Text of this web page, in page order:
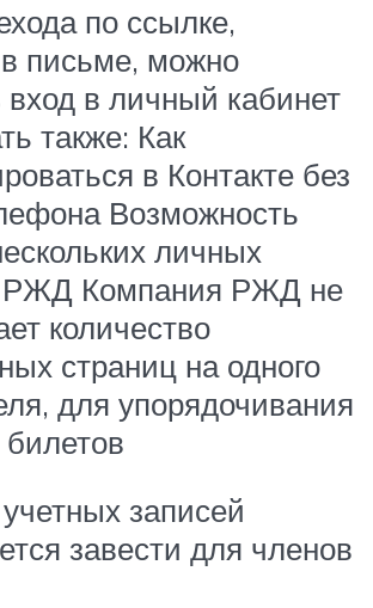
по ссылке,
письме, можно
в личный кабинет
также: Как
в Контакте без
Возможность
личных
РЖД Компания РЖД не
количество
страниц на одного
для упорядочивания
записей
завести для членов